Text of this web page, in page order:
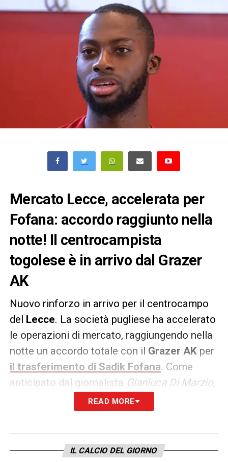
Mercato Lecce, accelerata per
Fofana: accordo raggiunto nella
notte! Il centrocampista
togolese è in arrivo dal Grazer
AK
Nuovo rinforzo in arrivo per il centrocampo
del Lecce. La società pugliese ha accelerato
le operazioni di mercato, raggiungendo nella
notte un accordo totale con il Grazer AKper
il trasferimento di Sadik Fofana. Come
anticipato dal giornalista Gianluca Di Marzio,
l’intesa porta in Salento un mediano classe
2003, nazionale togolese ma svezzato
mettersi subito a disposizione del tecnico
READ MORE
IL CALCIO DEL GIORNO